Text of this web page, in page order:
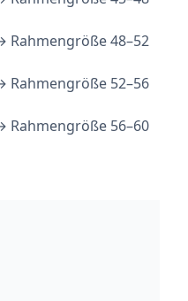
Rahmengröße 48–52
Rahmengröße 52–56
Rahmengröße 56–60